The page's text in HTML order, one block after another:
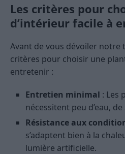
Les critères pour
d’intérieur facile à
Avant de vous dévoiler notre
critères pour choisir une
entretenir :
Entretien minimal : Les
nécessitent peu d’eau,
Résistance aux
s’adaptent bien à la
lumière artificielle.